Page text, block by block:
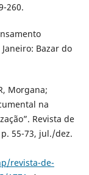
260.
Bazar do
Morgana;
na
Revista de
55-73, jul./dez.
revista-de-